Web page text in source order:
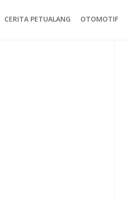
CERITA PETUALANG OTOMOTIF